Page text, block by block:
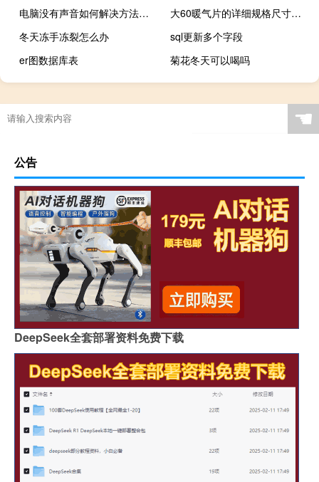
电脑没有声音如何解决方法（电脑声音小怎么办）
大60暖气片的详细规格尺寸是多少
冬天冻手冻裂怎么办
sql更新多个字段
er图数据库表
菊花冬天可以喝吗
☚
公告
DeepSeek全套部署资料免费下载